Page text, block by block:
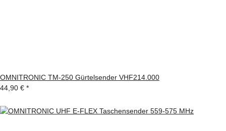
OMNITRONIC TM-250 Gürtelsender VHF214.000
44,90 € *